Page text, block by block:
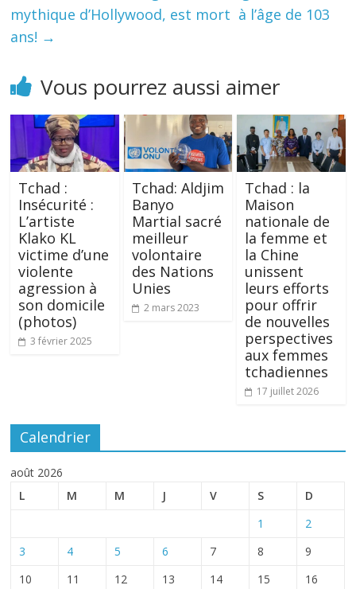
mythique d’Hollywood, est mort à l’âge de 103
ans! →
Vous pourrez aussi aimer
Tchad :
Insécurité :
L’artiste
Klako KL
victime d’une
violente
agression à
son domicile
(photos)
3 février 2025
Tchad: Aldjim
Banyo
Martial sacré
meilleur
volontaire
des Nations
Unies
2 mars 2023
Tchad : la
Maison
nationale de
la femme et
la Chine
unissent
leurs efforts
pour offrir
de nouvelles
perspectives
aux femmes
tchadiennes
17 juillet 2026
Calendrier
août 2026
L
M M J V S D
1
2
3
4 5 6 7 8
9
10
11 12 13 14 15
16